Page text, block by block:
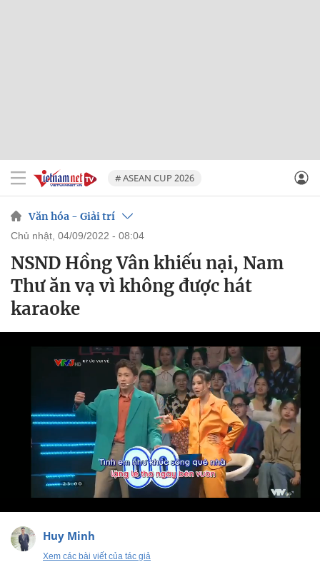
# ASEAN CUP 2026
Văn hóa - Giải trí
chủ nhật, 04/09/2022 - 08:04
NSND Hồng Vân khiếu nại, Nam
Thư ăn vạ vì không được hát
karaoke
Huy Minh
Xem các bài viết của tác giả